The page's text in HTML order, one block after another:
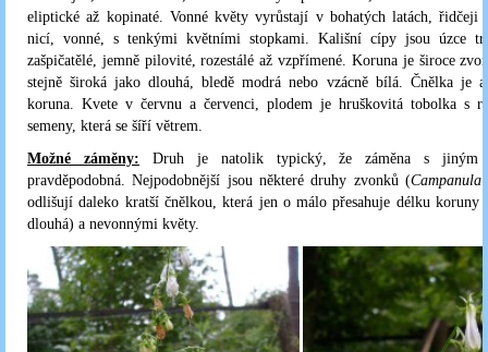
eliptické až kopinaté. Vonné květy vyrůstají v bohatých latách, řidčeji
nicí, vonné, s tenkými květními stopkami. Kališní cípy jsou úzce
zašpičatělé, jemně pilovité, rozestálé až vzpřímené. Koruna je široce
stejně široká jako dlouhá, bledě modrá nebo vzácně bílá. Čnělka je
koruna. Kvete v červnu a červenci, plodem je hruškovitá tobolka s
semeny, která se šíří větrem.
Možné záměny: Druh je natolik typický, že záměna s jiným
pravděpodobná. Nejpodobnější jsou některé druhy zvonků (Campanula
odlišují daleko kratší čnělkou, která jen o málo přesahuje délku koruny
dlouhá) a nevonnými květy.